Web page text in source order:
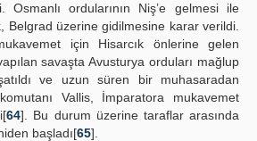
ordularının Niş’e gelmesi ile
Belgrad üzerine gidilmesine karar verildi.
için Hisarcık önlerine gelen
savaşta Avusturya orduları mağlup
ve uzun süren bir muhasaradan
Vallis, İmparatora mukavemet
64]. Bu durum üzerine taraflar arasında
başladı[65].